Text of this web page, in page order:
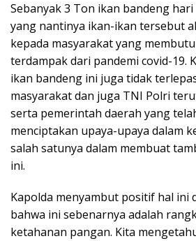
Sebanyak 3 Ton ikan bandeng
yang nantinya ikan-ikan tersebut
kepada masyarakat yang
terdampak dari pandemi covid-19.
ikan bandeng ini juga tidak
masyarakat dan juga TNI Polri
serta pemerintah daerah yang
menciptakan upaya-upaya dalam
salah satunya dalam membuat
ini.
Kapolda menyambut positif hal ini
bahwa ini sebenarnya adalah
ketahanan pangan. Kita